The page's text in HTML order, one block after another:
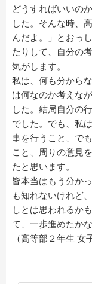
どうすればいいの
した。そんな時、
んだよ。」とおっ
たりして、自分の
気がします。
私は、何も分から
は何なのか考えな
した。結局自分の
でした。でも、私
事を行うこと、で
こと、周りの意見
たと思います。
皆本当はもう分か
も知れないけれど
しとは思われるか
て、一歩進めたか
（高等部２年生 女